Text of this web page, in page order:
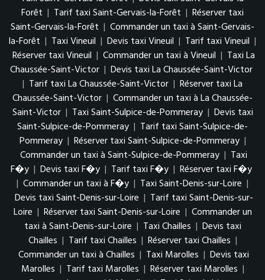
Forêt | Tarif taxi Saint-Gervais-la-Forêt | Réserver taxi
Saint-Gervais-la-Forêt | Commander un taxi à Saint-Gervais-
la-Forêt | Taxi Vineuil | Devis taxi Vineuil | Tarif taxi Vineuil |
Réserver taxi Vineuil | Commander un taxi à Vineuil | Taxi La
Chaussée-Saint-Victor | Devis taxi La Chaussée-Saint-Victor
| Tarif taxi La Chaussée-Saint-Victor | Réserver taxi La
Chaussée-Saint-Victor | Commander un taxi à La Chaussée-
Saint-Victor | Taxi Saint-Sulpice-de-Pommeray | Devis taxi
Saint-Sulpice-de-Pommeray | Tarif taxi Saint-Sulpice-de-
Pommeray | Réserver taxi Saint-Sulpice-de-Pommeray |
Commander un taxi à Saint-Sulpice-de-Pommeray | Taxi
F�y | Devis taxi F�y | Tarif taxi F�y | Réserver taxi F�y
| Commander un taxi à F�y | Taxi Saint-Denis-sur-Loire |
Devis taxi Saint-Denis-sur-Loire | Tarif taxi Saint-Denis-sur-
Loire | Réserver taxi Saint-Denis-sur-Loire | Commander un
taxi à Saint-Denis-sur-Loire | Taxi Chailles | Devis taxi
Chailles | Tarif taxi Chailles | Réserver taxi Chailles |
Commander un taxi à Chailles | Taxi Marolles | Devis taxi
Marolles | Tarif taxi Marolles | Réserver taxi Marolles |